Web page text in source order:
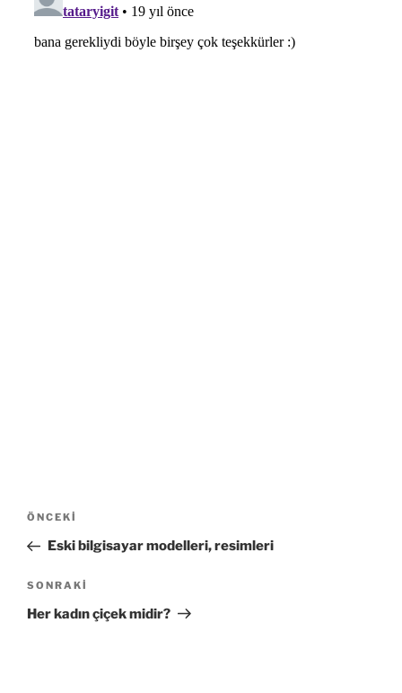
Yazı
Önceki
Yazı
ÖNCEKI
Eski bilgisayar modelleri, resimleri
Sonraki
Yazı
SONRAKI
Her kadın çiçek midir?